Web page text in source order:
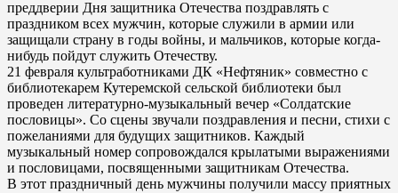
преддверии Дня защитника Отечества поздравлять с
праздником всех мужчин, которые служили в армии или
защищали страну в годы войны, и мальчиков, которые когда-
нибудь пойдут служить Отечеству.
21 февраля культработниками ДК «Нефтяник» совместно с
библиотекарем Кутеремской сельской библиотеки был
проведен литературно-музыкальный вечер «Солдатские
пословицы». Со сцены звучали поздравления и песни, стихи с
пожеланиями для будущих защитников. Каждый
музыкальный номер сопровождался крылатыми выражениями
и пословицами, посвященными защитникам Отечества.
В этот праздничный день мужчины получили массу приятных